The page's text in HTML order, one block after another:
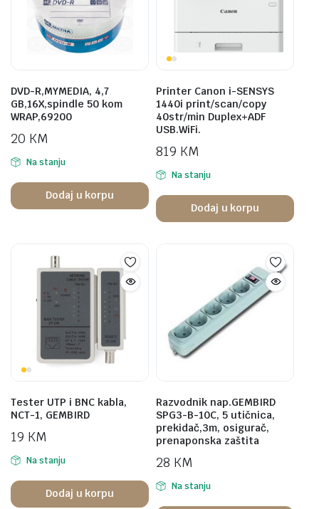
DVD-R,MYMEDIA, 4,7
GB,16X,spindle 50 kom
WRAP,69200
20 KM
Na stanju
Dodaj u korpu
Printer Canon i-SENSYS
1440i print/scan/copy
40str/min Duplex+ADF
USB.WiFi.
819 KM
Na stanju
Dodaj u korpu
Tester UTP i BNC kabla,
NCT-1, GEMBIRD
19 KM
Na stanju
Dodaj u korpu
Razvodnik nap.GEMBIRD
SPG3-B-10C, 5 utičnica,
prekidač,3m, osigurač,
prenaponska zaštita
28 KM
Na stanju